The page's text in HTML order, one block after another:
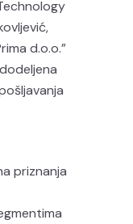
d.o.o.”
priznanja